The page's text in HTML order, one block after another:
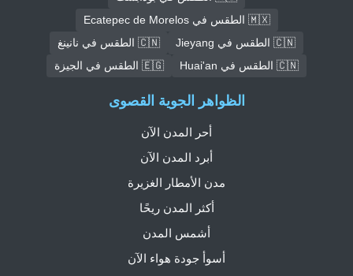
🇲🇽 الطقس في Ecatepec de Morelos
🇨🇳 الطقس في Jieyang
🇨🇳 الطقس في نانينغ
🇨🇳 الطقس في Huai'an
🇪🇬 الطقس في الجيزة
الظواهر الجوية القصوى
أحر المدن الآن
أبرد المدن الآن
مدن الأمطار الغزيرة
أكثر المدن ريحًا
أشمس المدن
أسوأ جودة هواء الآن